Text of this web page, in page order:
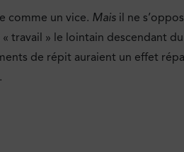
comme un vice. Mais il ne
travail » le lointain descendant
de répit auraient un effet